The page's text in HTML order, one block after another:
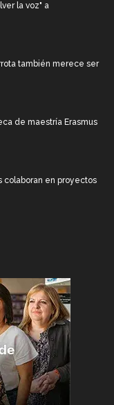
la voz" a
también merece ser
de maestría Erasmus
colaboran en proyectos